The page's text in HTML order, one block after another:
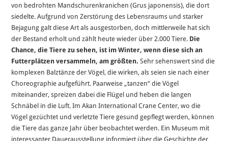
von bedrohten Mandschurenkranichen (Grus japonensis), die dort
siedelte. Aufgrund von Zerstörung des Lebensraums und starker
Bejagung galt diese Art als ausgestorben, doch mittlerweile hat sich
der Bestand erholt und zählt heute wieder über 2.000 Tiere. Die
Chance, die Tiere zu sehen, ist im Winter, wenn diese sich an
Futterplätzen versammeln, am größten. Sehr sehenswert sind die
komplexen Balztänze der Vögel, die wirken, als seien sie nach einer
Choreographie aufgeführt. Paarweise „tanzen“ die Vögel
miteinander, spreizen dabei die Flügel und heben die langen
Schnäbel in die Luft. Im Akan International Crane Center, wo die
Vögel gezüchtet und verletzte Tiere gesund gepflegt werden, können
die Tiere das ganze Jahr über beobachtet werden. Ein Museum mit
interessanter Dauerausstellung informiert über die Geschichte der